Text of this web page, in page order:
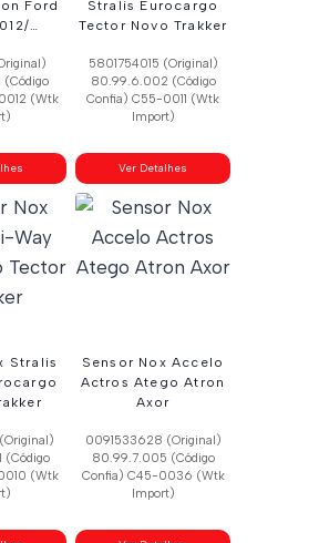
Ford
…
(Código
(Wtk
Stralis Eurocargo
Tector Novo Trakker
5801754015 (Original)
80.99.6.002 (Código
Confia) C55-0011 (Wtk
Import)
Ver Detalhes
Stralis
(Código
(Wtk
Sensor Nox Accelo
Actros Atego Atron
Axor
0091533628 (Original)
80.99.7.005 (Código
Confia) C45-0036 (Wtk
Import)